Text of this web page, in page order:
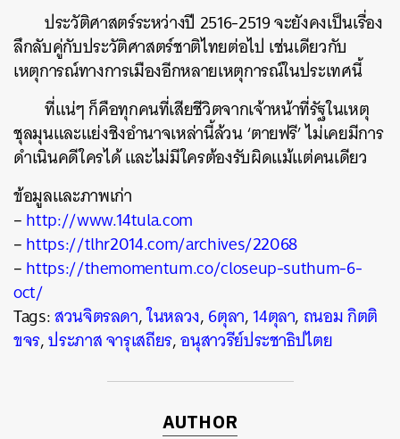
ประวัติศาสตร์ระหว่างปี 2516-2519 จะยังคงเป็นเรื่อง
ลึกลับคู่กับประวัติศาสตร์ชาติไทยต่อไป เช่นเดียวกับ
เหตุการณ์ทางการเมืองอีกหลายเหตุการณ์ในประเทศนี้
ที่แน่ๆ ก็คือทุกคนที่เสียชีวิตจากเจ้าหน้าที่รัฐในเหตุ
ชุลมุนและแย่งชิงอำนาจเหล่านี้ล้วน ‘ตายฟรี’ ไม่เคยมีการ
ดำเนินคดีใครได้ และไม่มีใครต้องรับผิดแม้แต่คนเดียว
ข้อมูลและภาพเก่า
–http://www.14tula.com
–https://tlhr2014.com/archives/22068
–https://themomentum.co/closeup-suthum-6-
oct/
Tags:สวนจิตรลดา,ในหลวง,6ตุลา,14ตุลา, ถนอม กิตติ
ขจร,ประภาส จารุเสถียร,อนุสาวรีย์ประชาธิปไตย
AUTHOR